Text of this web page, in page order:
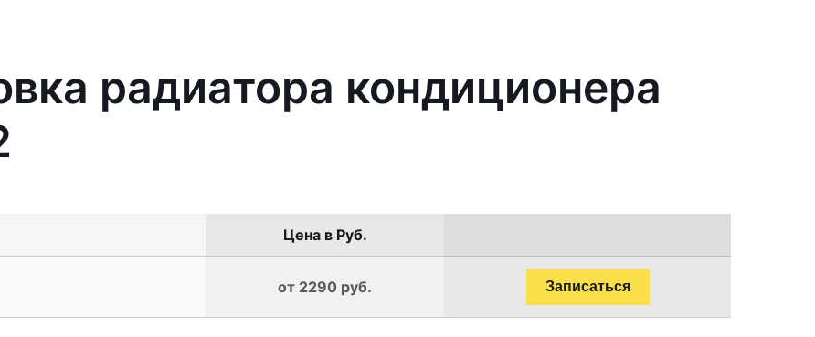
радиатора кондиционера
Цена в Руб.
от 2290 руб. Записаться